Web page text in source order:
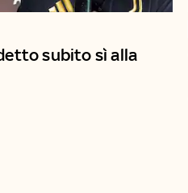
subito sì alla